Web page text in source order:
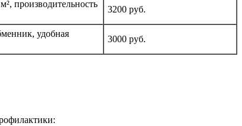
производительность
3200 руб.
удобная
3000 руб.